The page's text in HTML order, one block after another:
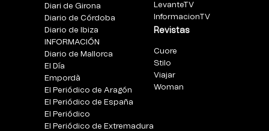
Diari de Girona
Diario de Córdoba
Diario de Ibiza
INFORMACIÓN
Diario de Mallorca
El Día
Empordà
El Periódico de Aragón
El Periódico de España
El Periódico
El Periódico de Extremadura
LevanteTV
InformacionTV
Revistas
Cuore
Stilo
Viajar
Woman